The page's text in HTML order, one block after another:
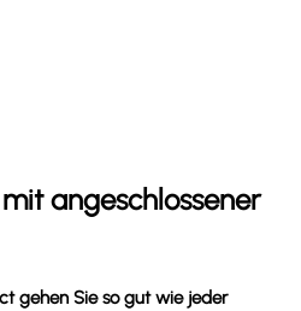
angeschlossener
gehen Sie so gut wie jeder